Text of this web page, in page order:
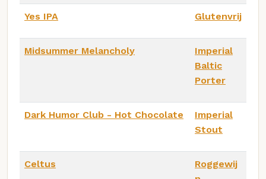
Yes IPA Glutenvrij
Midsummer Melancholy
Imperial
Baltic
Porter
Dark Humor Club - Hot Chocolate
Imperial
Stout
Celtus
Roggewij